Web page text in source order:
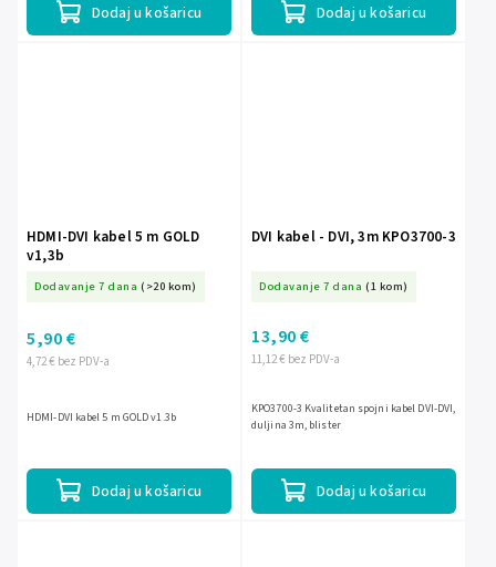
Dodaj u košaricu Dodaj u košaricu
HDMI-DVI kabel 5 m GOLD
v1,3b
Dodavanje 7 dana (>20 kom)
4,72 € bez PDV-a
5,90 €
Dodaj u košaricu
HDMI-DVI kabel 5 m GOLD v1.3b
DVI kabel - DVI, 3m KPO3700-3
Dodavanje 7 dana (1 kom)
11,12 € bez PDV-a
13,90 €
Dodaj u košaricu
KPO3700-3 Kvalitetan spojni kabel DVI-DVI,
duljina 3m, blister